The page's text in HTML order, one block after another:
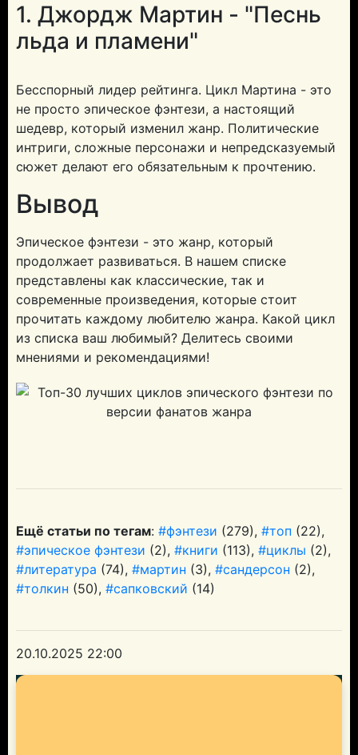
1. Джордж Мартин - "Песнь
льда и пламени"
Бесспорный лидер рейтинга. Цикл Мартина - это
не просто эпическое фэнтези, а настоящий
шедевр, который изменил жанр. Политические
интриги, сложные персонажи и непредсказуемый
сюжет делают его обязательным к прочтению.
Вывод
Эпическое фэнтези - это жанр, который
продолжает развиваться. В нашем списке
представлены как классические, так и
современные произведения, которые стоит
прочитать каждому любителю жанра. Какой цикл
из списка ваш любимый? Делитесь своими
мнениями и рекомендациями!
Ещё статьи по тегам: #фэнтези (279), #топ (22),
#эпическое фэнтези (2), #книги (113), #циклы (2),
#литература (74), #мартин (3), #сандерсон (2),
#толкин (50), #сапковский (14)
20.10.2025 22:00